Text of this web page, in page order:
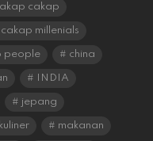
cakap
millenials
people china
INDIA
jepang
kuliner makanan